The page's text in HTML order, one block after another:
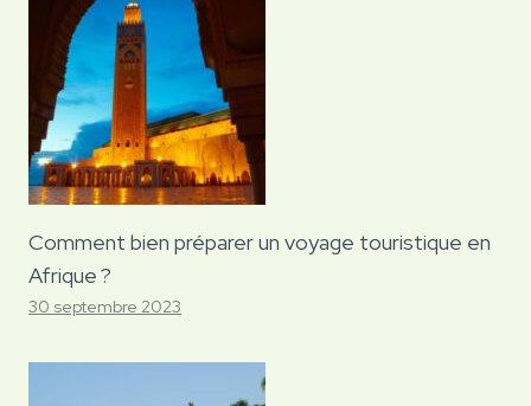
Comment bien préparer un voyage touristique en
Afrique ?
30 septembre 2023